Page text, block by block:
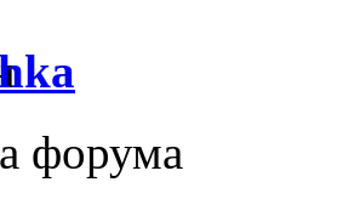
форума